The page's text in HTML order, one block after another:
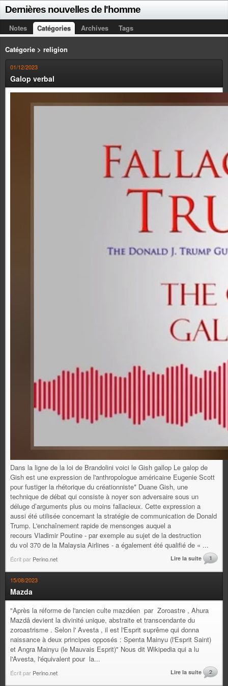
Dernières nouvelles de l'homme
Notes Catégories Archives Tags
Catégorie > religion
01/12/2023
Galop verbal
Dans la ligne de la loi de Brandolini voici le Gish gallop Le galop de
Gish est une expression de l'anthropologue américaine Eugenie Scott
pour fustiger la rhétorique du créationniste* Duane Gish, une
technique de débat qui consiste à noyer son adversaire sous un
déluge d’arguments plus ou moins fallacieux. Cette expression a
aussi été utilisée concernant la stratégie de communication de Donald
Trump. L'enchaînement rapide de mensonges auquel a
recours Vladimir Poutine - par exemple au sujet de la destruction
du vol 370 de la Malaysia Airlines - a également été qualifié de « ...
Écrit par Perino.net Lire la suite 1
15/08/2023
Mazda
"Après la réforme de l'ancien culte mazdéen par Zoroastre , Ahura
Mazdâ devient la divinité unique, abstraite et transcendante du
zoroastrisme . Selon l' Avesta , il est l'Esprit suprême qui donna
naissance à deux principes opposés : Spenta Mainyu (l'Esprit Saint)
et Angra Mainyu (le Mauvais Esprit)" Nous dit Wikipedia qui a lu
l'Avesta, l'équivalent pour la...
Écrit par Perino.net Lire la suite 2